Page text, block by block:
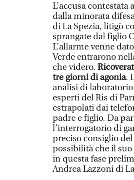
L’accusa
dalla minorata
di La Spezia, litigò
sprangate dal figlio
L’allarme venne
Verde entrarono
che videro.
tre giorni di agonia.
analisi di
esperti del Ris di
estrapolati dai
padre e figlio. Da
l’interrogatorio di
preciso consiglio
possibilità che il
in questa fase
Andrea Lazzoni di